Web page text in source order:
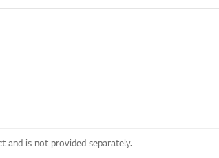
is not provided separately.